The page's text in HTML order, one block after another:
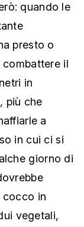
quando le
presto o
combattere il
in
più che
a
in cui ci si
giorno di
cocco in
vegetali,